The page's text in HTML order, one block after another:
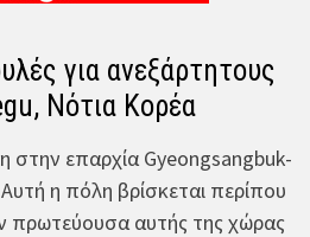
για ανεξάρτητους
Νότια Κορέα
στην επαρχία Gyeongsangbuk-
η πόλη βρίσκεται περίπου
πρωτεύουσα αυτής της χώρας